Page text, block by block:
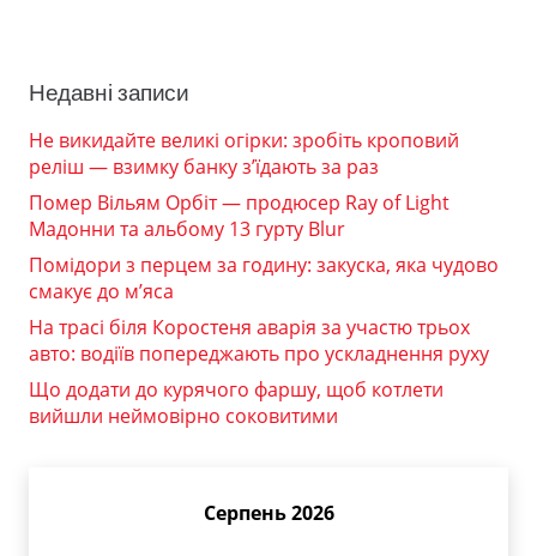
Недавні записи
Не викидайте великі огірки: зробіть кроповий
реліш — взимку банку з’їдають за раз
Помер Вільям Орбіт — продюсер Ray of Light
Мадонни та альбому 13 гурту Blur
Помідори з перцем за годину: закуска, яка чудово
смакує до м’яса
На трасі біля Коростеня аварія за участю трьох
авто: водіїв попереджають про ускладнення руху
Що додати до курячого фаршу, щоб котлети
вийшли неймовірно соковитими
Серпень 2026